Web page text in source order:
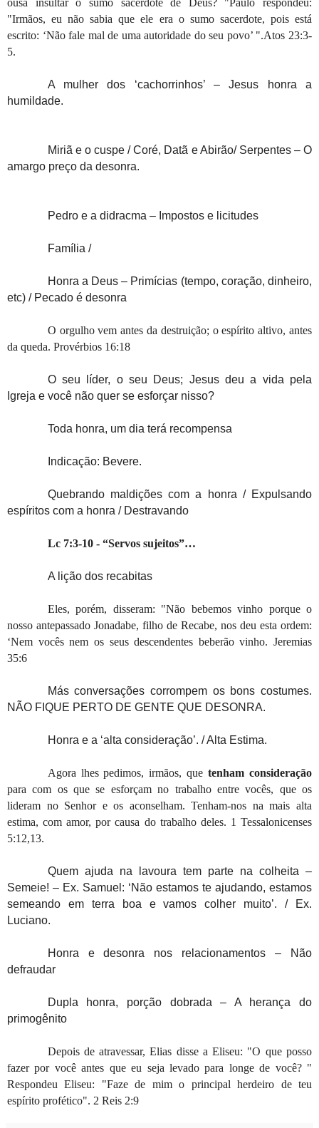
"Irmãos, eu não sabia que ele era o sumo sacerdote, pois está
escrito: ‘Não fale mal de uma autoridade do seu povo’ ".Atos 23:3-
5.
A mulher dos ‘cachorrinhos’ – Jesus honra a
humildade.
Miriã e o cuspe / Coré, Datã e Abirão/ Serpentes – O
amargo preço da desonra.
Pedro e a didracma – Impostos e licitudes
Família /
Honra a Deus – Primícias (tempo, coração, dinheiro,
etc) / Pecado é desonra
O orgulho vem antes da destruição; o espírito altivo, antes
da queda. Provérbios 16:18
O seu líder, o seu Deus; Jesus deu a vida pela
Igreja e você não quer se esforçar nisso?
Toda honra, um dia terá recompensa
Indicação: Bevere.
Quebrando maldições com a honra / Expulsando
espíritos com a honra / Destravando
Lc 7:3-10 - “Servos sujeitos”…
A lição dos recabitas
Eles, porém, disseram: "Não bebemos vinho porque o
nosso antepassado Jonadabe, filho de Recabe, nos deu esta ordem:
‘Nem vocês nem os seus descendentes beberão vinho. Jeremias
35:6
Más conversações corrompem os bons costumes.
NÃO FIQUE PERTO DE GENTE QUE DESONRA.
Honra e a ‘alta consideração’. / Alta Estima.
Agora lhes pedimos, irmãos, quetenham consideração
para com os que se esforçam no trabalho entre vocês, que os
lideram no Senhor e os aconselham. Tenham-nos na mais alta
estima, com amor, por causa do trabalho deles. 1 Tessalonicenses
5:12,13.
Quem ajuda na lavoura tem parte na colheita –
Semeie! – Ex. Samuel: ‘Não estamos te ajudando, estamos
semeando em terra boa e vamos colher muito’. / Ex.
Luciano.
Honra e desonra nos relacionamentos – Não
defraudar
Dupla honra, porção dobrada – A herança do
primogênito
Depois de atravessar, Elias disse a Eliseu: "O que posso
fazer por você antes que eu seja levado para longe de você? "
Respondeu Eliseu: "Faze de mim o principal herdeiro de teu
espírito profético". 2 Reis 2:9